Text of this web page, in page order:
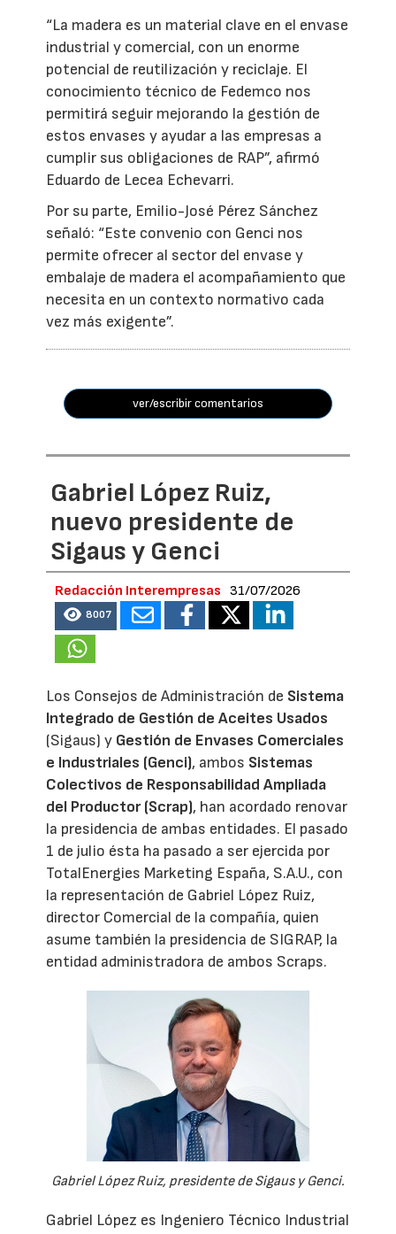
“La madera es un material clave en el envase
industrial y comercial, con un enorme
potencial de reutilización y reciclaje. El
conocimiento técnico de Fedemco nos
permitirá seguir mejorando la gestión de
estos envases y ayudar a las empresas a
cumplir sus obligaciones de RAP”, afirmó
Eduardo de Lecea Echevarri.
Por su parte, Emilio-José Pérez Sánchez
señaló: “Este convenio con Genci nos
permite ofrecer al sector del envase y
embalaje de madera el acompañamiento que
necesita en un contexto normativo cada
vez más exigente”.
ver/escribir comentarios
Gabriel López Ruiz,
nuevo presidente de
Sigaus y Genci
Redacción Interempresas 31/07/2026
8007
Los Consejos de Administración de Sistema
Integrado de Gestión de Aceites Usados
(Sigaus) y Gestión de Envases Comerciales
e Industriales (Genci), ambos Sistemas
Colectivos de Responsabilidad Ampliada
del Productor (Scrap), han acordado renovar
la presidencia de ambas entidades. El pasado
1 de julio ésta ha pasado a ser ejercida por
TotalEnergies Marketing España, S.A.U., con
la representación de Gabriel López Ruiz,
director Comercial de la compañía, quien
asume también la presidencia de SIGRAP, la
entidad administradora de ambos Scraps.
Gabriel López Ruiz, presidente de Sigaus y Genci.
Gabriel López es Ingeniero Técnico Industrial